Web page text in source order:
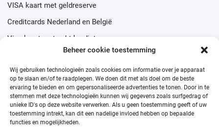
Beheer cookie toestemming
Wij gebruiken technologieën zoals cookies om informatie over je apparaat
op te slaan en/of te raadplegen. We doen dit met als doel om de beste
ervaring te bieden en om gepersonaliseerde advertenties te tonen. Door in te
stemmen met deze technologieën kunnen wij gegevens zoals surfgedrag of
unieke ID's op deze website verwerken. Als u geen toestemming geeft of uw
toestemming intrekt, kan dit een nadelige invloed hebben op bepaalde
functies en mogelijkheden.
VISA kaart met geldreserve
Creditcards Nederland en België
Visa kaart met echt krediet
Prepaid credit cards
Visa Prepaid Card